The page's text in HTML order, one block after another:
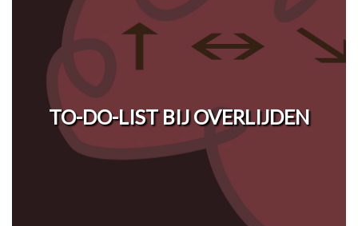
TO-DO-LIST BIJ OVERLIJDEN